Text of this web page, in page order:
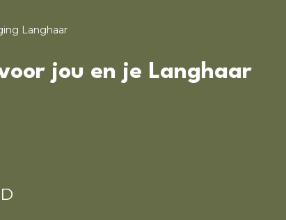
Langhaar
jou en je Langhaar